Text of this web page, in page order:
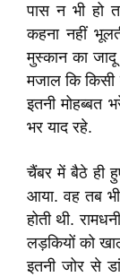
पास न भी हो
कहना नहीं
मुस्कान का
मजाल कि
इतनी मोहब्बत
भर याद रहे.
चैंबर में बैठे ही
आया. वह तब भी
होती थी.
लड़कियों को
इतनी जोर से